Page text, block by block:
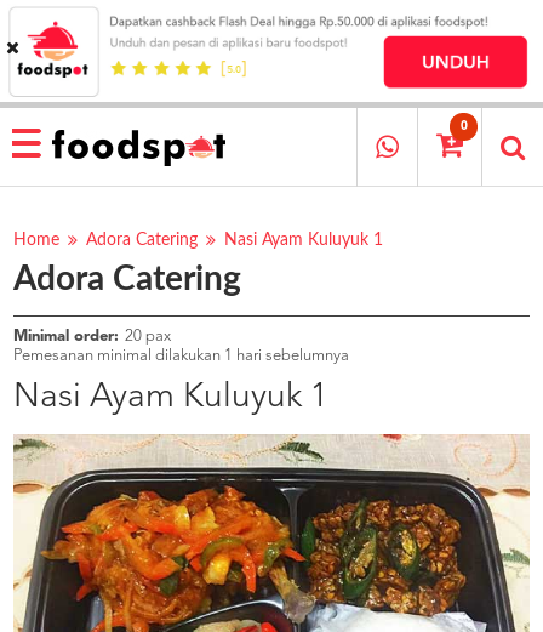
HOME
MENU
RESTAURANT
PESAN
OUR
COMPANY
KATA
MEREKA
KATALOG
LOYALTY
PROGRAM
FAQ
ABOUT
CATERERS
BLOG
0
Home Adora Catering Nasi Ayam Kuluyuk 1
Adora Catering
Minimal order: 20 pax
Pemesanan minimal dilakukan 1 hari sebelumnya
Nasi Ayam Kuluyuk 1